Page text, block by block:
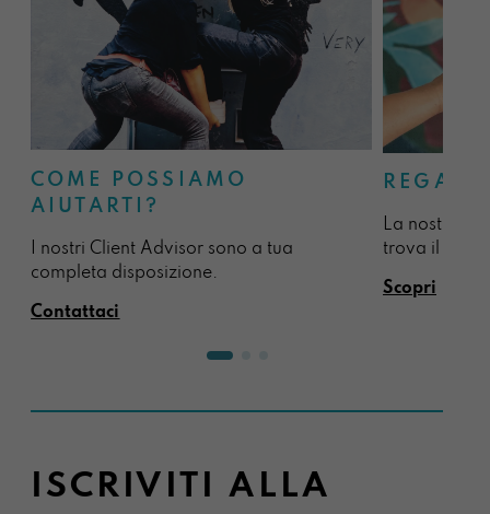
COME POSSIAMO
AIUTARTI?
I nostri Client Advisor sono a tua
completa disposizione.
Contattaci
La nostra
trova il
Scopri
ISCRIVITI ALLA